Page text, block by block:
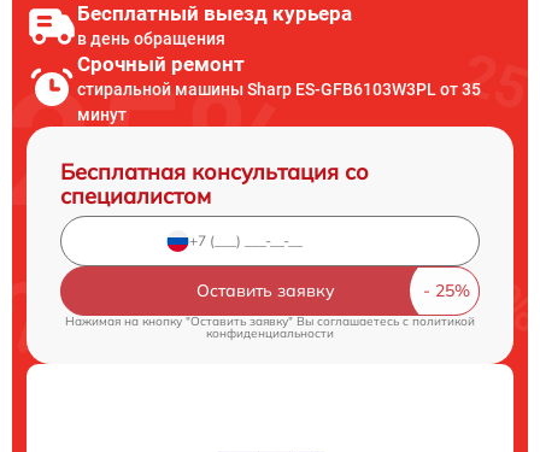
Бесплатный выезд курьера
в день обращения
Срочный ремонт
стиральной машины Sharp ES-GFB6103W3PL от 35
минут
Бесплатная консультация со
специалистом
Оставить заявку
Нажимая на кнопку "Оставить заявку" Вы соглашаетесь cполитикой
конфиденциальности